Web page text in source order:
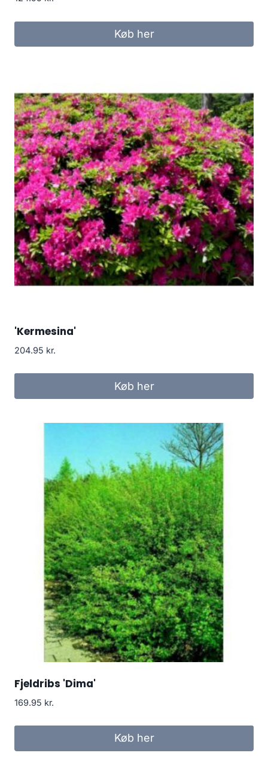
Køb her
'Kermesina'
204.95 kr.
Køb her
Fjeldribs 'Dima'
169.95 kr.
Køb her